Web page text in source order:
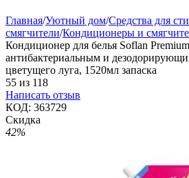
Главная/Уютный дом/Средства для
смягчители/Кондиционеры и
Кондиционер для белья Soflan
антибактериальным и
цветущего луга, 1520мл запаска
55 из 118
Написать отзыв
КОД: 363729
Скидка
42%